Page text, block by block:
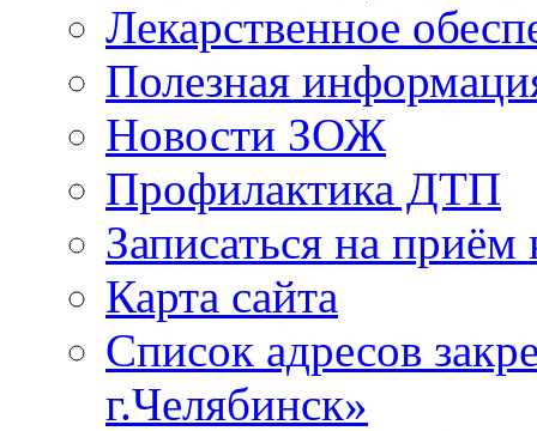
Лекарственное
Полезная
Новости ЗОЖ
Профилактика ДТП
Записаться на приём
Карта сайта
Список адресов
г.Челябинск»